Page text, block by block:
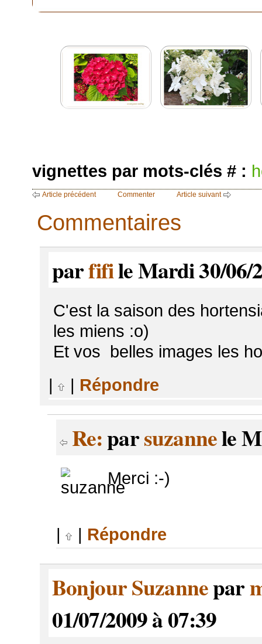
vignettes par mots-clés # :
Article précédent Commenter Article suivant
Commentaires
parfifile Mardi 30/06/
C'est la saison des
les miens :o)
Et vos belles images les
|
| Répondre
Re:parsuzannele
Merci :-)
| | Répondre
Bonjour Suzannepar
01/07/2009 à 07:39